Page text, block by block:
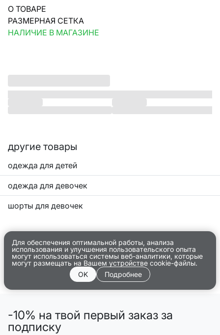
О ТОВАРЕ
РАЗМЕРНАЯ СЕТКА
НАЛИЧИЕ В МАГАЗИНЕ
другие товары
одежда для детей
одежда для девочек
шорты для девочек
Для обеспечения оптимальной работы, анализа
использования и улучшения пользовательского опыта
могут использоваться системы веб-аналитики, которые
могут размещать на Вашем устройстве cookie-файлы.
OK
Подробнее
-10% на твой первый заказ за
подписку